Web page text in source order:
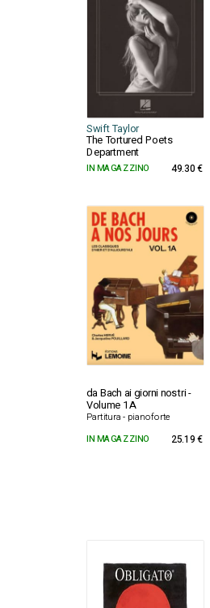
Swift Taylor
The Tortured Poets
Department
IN MAGAZZINO 49.30 €
da Bach ai giorni nostri -
Volume 1A
Partitura - pianoforte
IN MAGAZZINO 25.19 €